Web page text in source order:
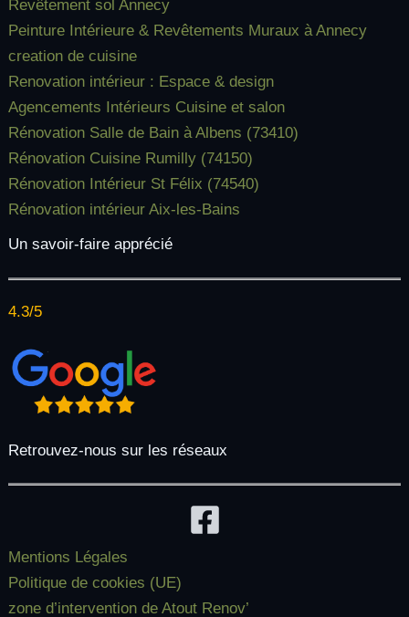
Revêtement sol Annecy
Peinture Intérieure & Revêtements Muraux à Annecy
creation de cuisine
Renovation intérieur : Espace & design
Agencements Intérieurs Cuisine et salon
Rénovation Salle de Bain à Albens (73410)
Rénovation Cuisine Rumilly (74150)
Rénovation Intérieur St Félix (74540)
Rénovation intérieur Aix-les-Bains
Un savoir-faire apprécié
4.3/5
Retrouvez-nous sur les réseaux
Mentions Légales
Politique de cookies (UE)
zone d’intervention de Atout Renov’